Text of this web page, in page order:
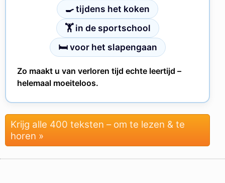
🍳 tijdens het koken
🏋 in de sportschool
🛏 voor het slapengaan
Zo maakt u van verloren tijd echte leertijd –
helemaal moeiteloos.
Krijg alle 400 teksten – om te lezen & te
horen »